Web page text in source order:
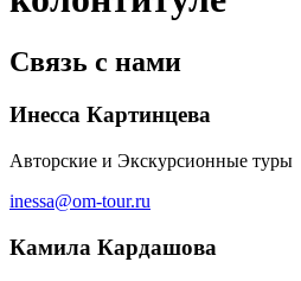
Связь с нами
Инесса Картинцева
Авторские и Экскурсионные туры
inessa@om-tour.ru
Камила Кардашова